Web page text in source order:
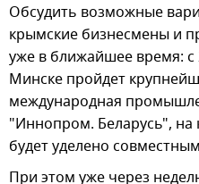
Обсудить возможные
крымские бизнесмены и
уже в ближайшее время: с
Минске пройдет
международная
"Иннопром. Беларусь",
будет уделено
При этом уже через